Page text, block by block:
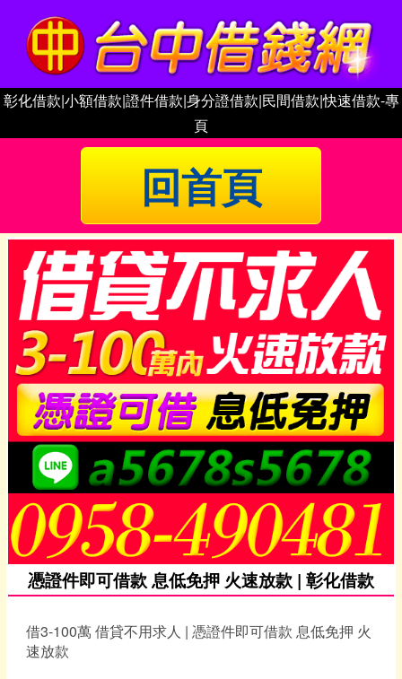
彰化借款|小額借款|證件借款|身分證借款|民間借款|快速借款-專
頁
回首頁
憑證件即可借款 息低免押 火速放款 | 彰化借款
借3-100萬 借貸不用求人 | 憑證件即可借款 息低免押 火
速放款